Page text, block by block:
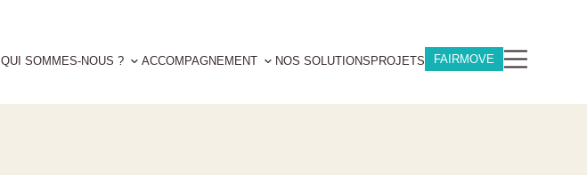
QUI SOMMES-NOUS ? ACCOMPAGNEMENT NOS SOLUTIONSPROJETS FAIRMOVE